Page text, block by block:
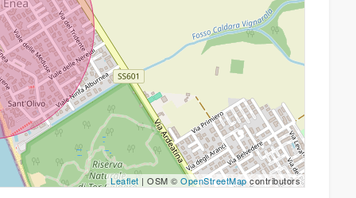
Leaflet | OSM ©OpenStreetMapcontributors